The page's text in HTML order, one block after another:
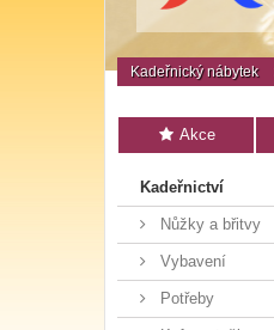
Kadeřnický nábytek
Akce
Kadeřnictví
Nůžky a břitvy
Vybavení
Potřeby